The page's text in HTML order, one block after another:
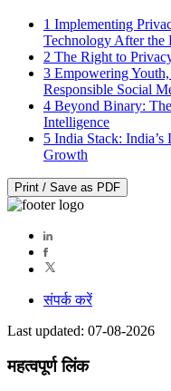
1 Implementing
Technology After the
2 The Right to
3 Empowering
Responsible Social
4 Beyond Binary:
Intelligence
5 India Stack:
Growth
Print / Save as PDF
संपर्क करें
Last updated: 07-08-2026
महत्वपूर्ण लिंक